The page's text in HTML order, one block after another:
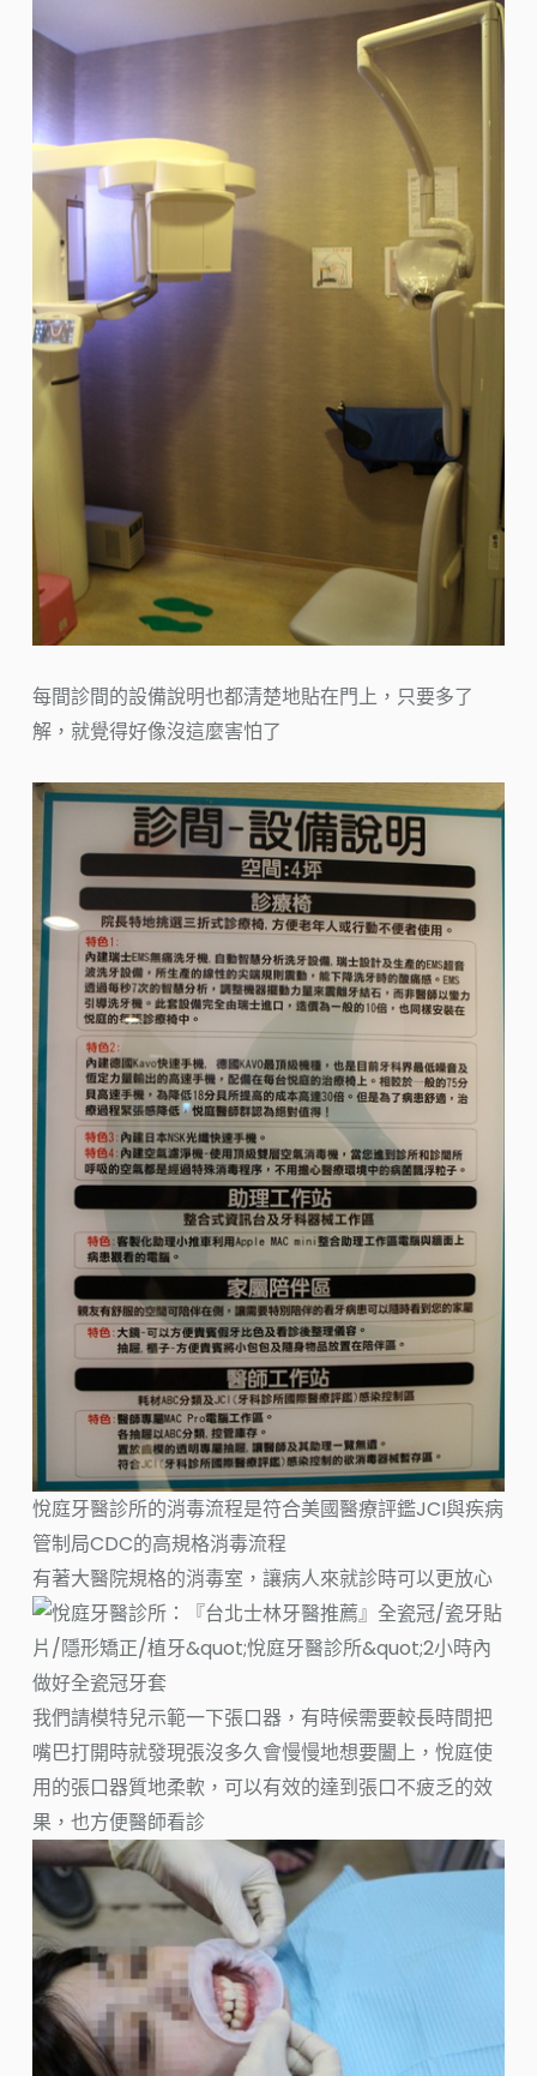
每間診間的設備說明也都清楚地貼在門上，只要多了
解，就覺得好像沒這麼害怕了
悅庭牙醫診所的消毒流程是符合美國醫療評鑑JCI與疾病
管制局CDC的高規格消毒流程
有著大醫院規格的消毒室，讓病人來就診時可以更放心
我們請模特兒示範一下張口器，有時候需要較長時間把
嘴巴打開時就發現張沒多久會慢慢地想要闔上，悅庭使
用的張口器質地柔軟，可以有效的達到張口不疲乏的效
果，也方便醫師看診